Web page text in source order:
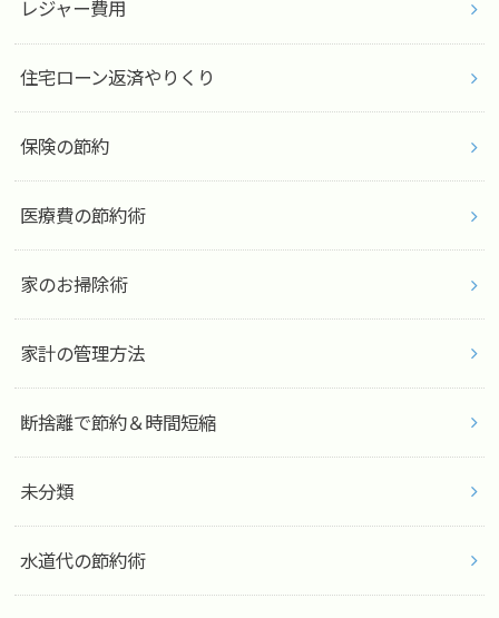
レジャー費用
住宅ローン返済やりくり
保険の節約
医療費の節約術
家のお掃除術
家計の管理方法
断捨離で節約＆時間短縮
未分類
水道代の節約術